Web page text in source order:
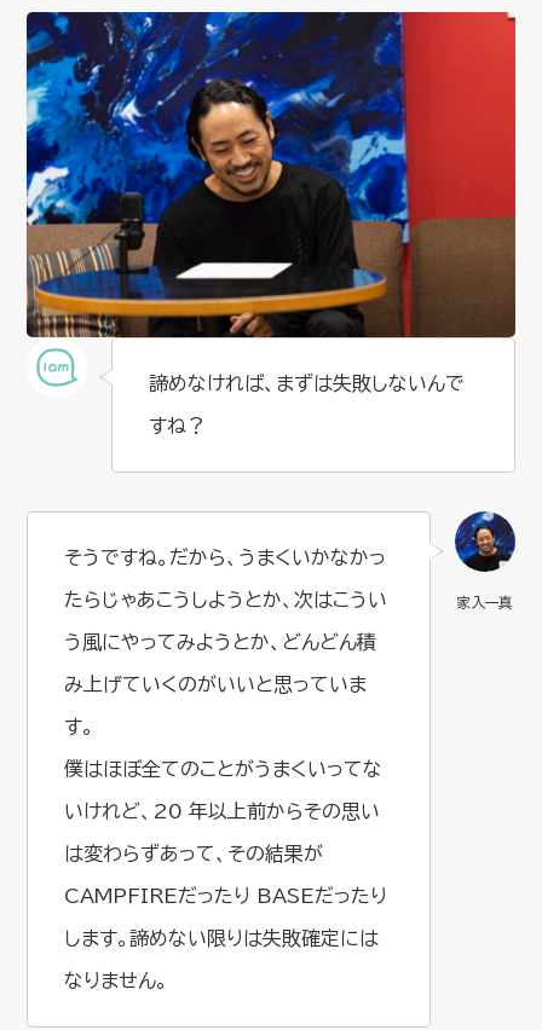
諦めなければ、まずは失敗しないんで
すね？
そうですね。だから、うまくいかなかっ
たらじゃあこうしようとか、次はこうい
う風にやってみようとか、どんどん積
み上げていくのがいいと思っていま
す。
僕はほぼ全てのことがうまくいってな
いけれど、20 年以上前からその思い
は変わらずあって、その結果が
CAMPFIREだったり BASEだったり
します。諦めない限りは失敗確定には
なりません。